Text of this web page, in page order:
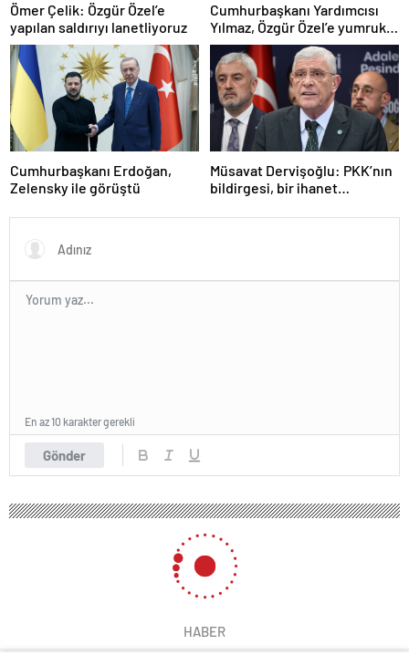
Ömer Çelik: Özgür Özel’e
yapılan saldırıyı lanetliyoruz
Cumhurbaşkanı Yardımcısı
Yılmaz, Özgür Özel’e yumruklu
saldırıyı kınadı
Cumhurbaşkanı Erdoğan,
Zelensky ile görüştü
Müsavat Dervişoğlu: PKK’nın
bildirgesi, bir ihanet
Gönder
En az 10 karakter gerekli
HABER